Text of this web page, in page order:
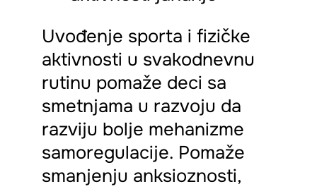
Uvođenje sporta i fizičke
aktivnosti u svakodnevnu
rutinu pomaže deci sa
smetnjama u razvoju da
razviju bolje mehanizme
samoregulacije. Pomaže
smanjenju anksioznosti,